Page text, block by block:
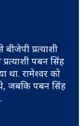
प्रत्याशी
पबन सिंह
था. रामेश्वर को
जबकि पबन सिंह